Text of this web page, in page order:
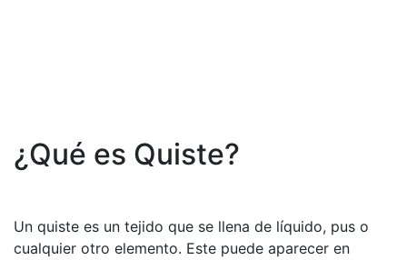
¿Qué es Quiste?
Un quiste es un tejido que se llena de líquido, pus o
cualquier otro elemento. Este puede aparecer en